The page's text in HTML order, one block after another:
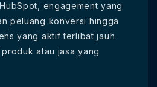
engagement yang
peluang konversi hingga
yang aktif terlibat jauh
atau jasa yang